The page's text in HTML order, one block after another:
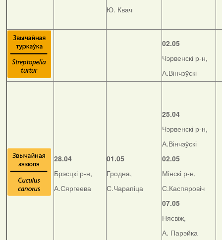
Ю. Квач
02.05
Чэрвенскі р-н,
А.Вінчэўскі
28.04
Брэсцкі р-н,
А.Сяргеева
01.05
Гродна,
С.Чарапіца
25.04
Чэрвенскі р-н,
А.Вінчэўскі
02.05
Мінскі р-н,
С.Каспяровіч
07.05
Нясвіж,
А. Парэйка